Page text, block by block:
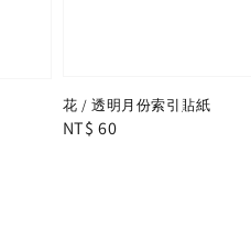
花 / 透明月份索引貼紙
Regular
NT$ 60